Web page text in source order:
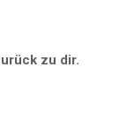
zu dir.